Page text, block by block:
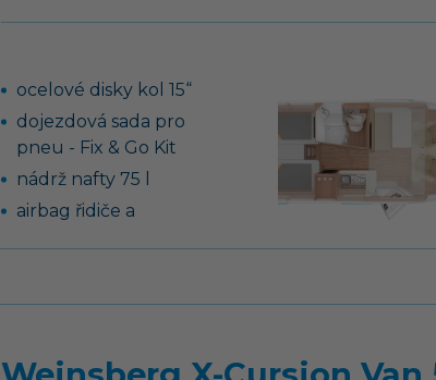
integrovaným 10 l
bojlerem (podle
modelu)
dvouhořákový vařič s
pojistkou hoření a se
rozvod teplého
ocelové disky kol 15“
dojezdová sada pro
pneu - Fix & Go Kit
nádrž nafty 75 l
airbag řidiče a